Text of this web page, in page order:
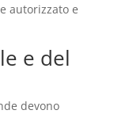
autorizzato e
e del
devono